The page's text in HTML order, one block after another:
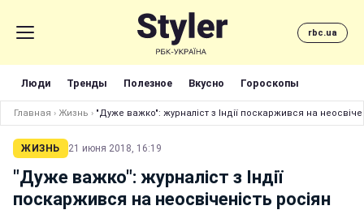
rbc.ua
Люди Тренды Полезное Вкусно Гороскопы
Главная › Жизнь › "Дуже важко": журналіст з Індії поскаржився на
ЖИЗНЬ 21 июня 2018, 16:19
"Дуже важко": журналіст з Індії
поскаржився на неосвіченість росіян